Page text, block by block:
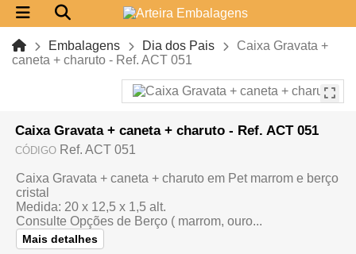
Embalagens Dia dos Pais
Caixa Gravata +
caneta + charuto - Ref. ACT 051
Caixa Gravata + caneta + charuto - Ref. ACT 051
CÓDIGO Ref. ACT 051
Caixa Gravata + caneta + charuto em Pet marrom e berço
cristal
Medida: 20 x 12,5 x 1,5 alt.
Consulte Opções de Berço ( marrom, ouro...
Mais detalhes